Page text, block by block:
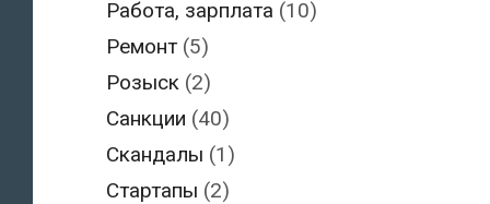
Работа, зарплата (10)
Ремонт (5)
Розыск (2)
Санкции (40)
Скандалы (1)
Стартапы (2)